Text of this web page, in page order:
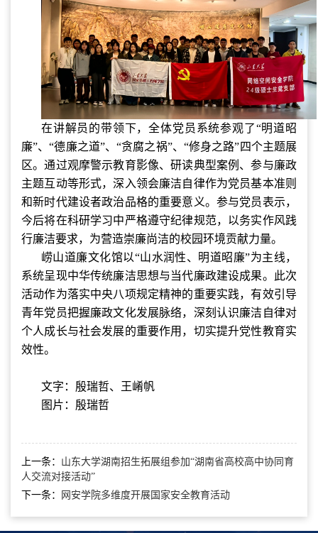
在讲解员的带领下，全体党员系统参观了“明道昭
廉”、“德廉之道”、“贪腐之祸”、“修身之路”四个主题展
区。通过观摩警示教育影像、研读典型案例、参与廉政
主题互动等形式，深入领会廉洁自律作为党员基本准则
和新时代建设者政治品格的重要意义。参与党员表示，
今后将在科研学习中严格遵守纪律规范，以务实作风践
行廉洁要求，为营造崇廉尚洁的校园环境贡献力量。
崂山道廉文化馆以“山水润性、明道昭廉”为主线，
系统呈现中华传统廉洁思想与当代廉政建设成果。此次
活动作为落实中央八项规定精神的重要实践，有效引导
青年党员把握廉政文化发展脉络，深刻认识廉洁自律对
个人成长与社会发展的重要作用，切实提升党性教育实
效性。
文字：殷瑞哲、王崤帆
图片： 殷瑞哲
上一条： 山东大学湖南招生拓展组参加“湖南省高校高中协同育
人交流对接活动”
下一条：
网安学院多维度开展国家安全教育活动